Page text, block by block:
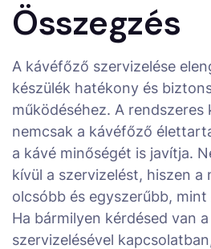
Összegzés
A kávéfőző szervizelése
készülék hatékony és
működéséhez. A
nemcsak a kávéfőző
a kávé minőségét is javítja.
kívül a szervizelést, hiszen a
olcsóbb és egyszerűbb,
Ha bármilyen kérdésed van
szervizelésével